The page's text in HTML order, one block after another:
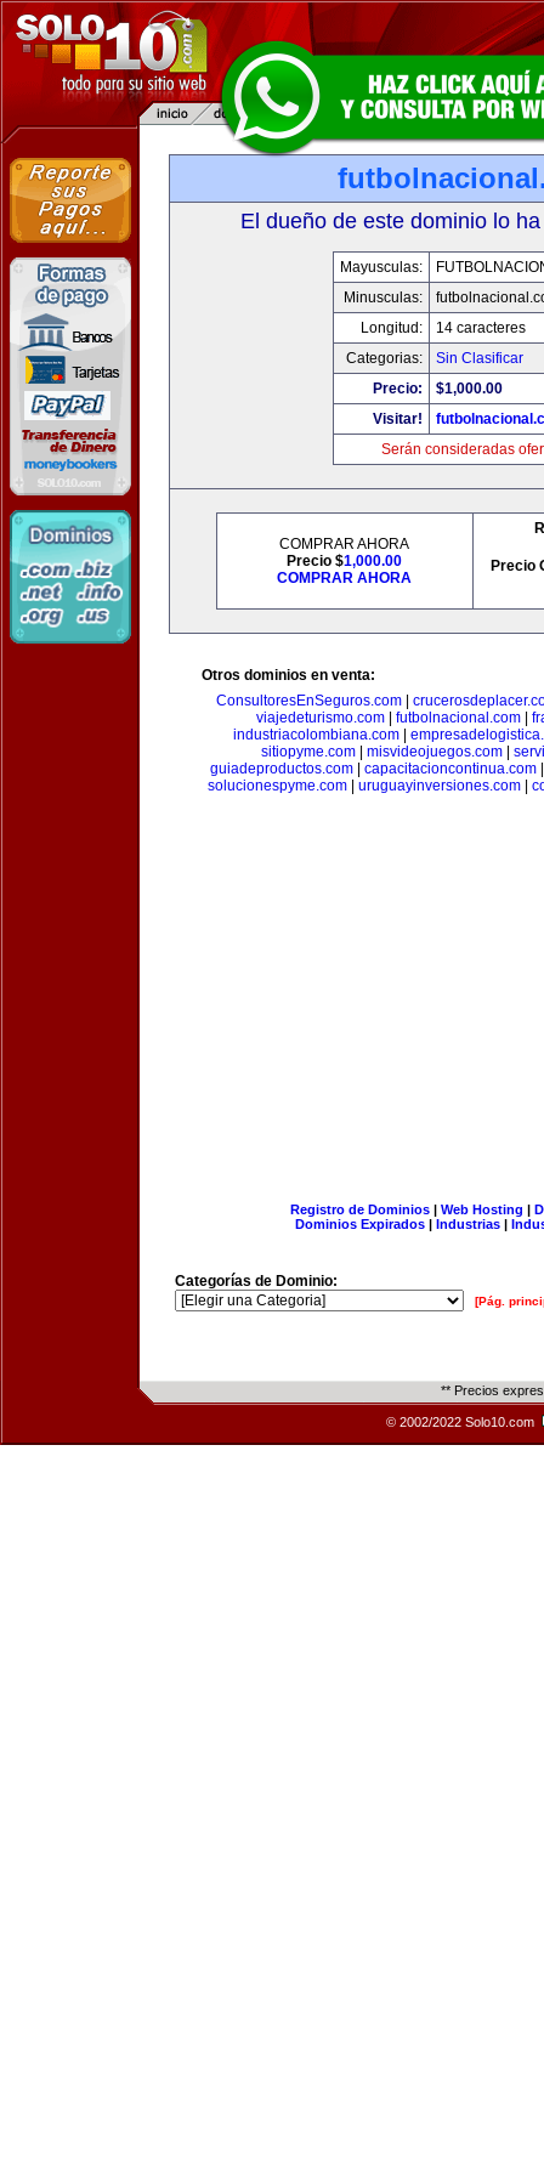
El dueño de este dominio lo
Mayusculas:
Minusculas:
Longitud:
14 caracteres
Categorias:
Sin Clasificar
Precio:
$1,000.00
Visitar!
Serán consideradas
COMPRAR AHORA
Precio $1,000.00
COMPRAR AHORA
Precio
Otros dominios en venta:
ConsultoresEnSeguros.com|
viajedeturismo.com| futbolnacional.com|
industriacolombiana.com|
sitiopyme.com| misvideojuegos.com|
guiadeproductos.com| capacitacioncontinua.com
solucionespyme.com
uruguayinversiones.com
Registro de Dominios| Web Hosting |
Dominios Expirados | Industrias |
Categorías de Dominio:
[Pág.
** Precios
© 2002/2022 Solo10.com